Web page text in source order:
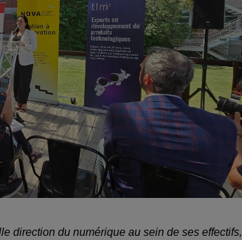
direction du numérique au sein de ses effectifs,